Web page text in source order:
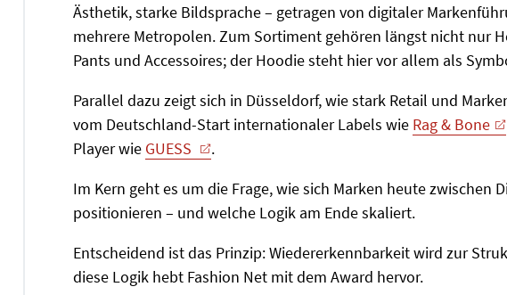
Ästhetik, starke Bildsprache – getragen von digitaler
mehrere Metropolen. Zum Sortiment gehören längst nicht nur
Pants und Accessoires; der Hoodie steht hier vor allem als
Parallel dazu zeigt sich in Düsseldorf, wie stark Retail und
vom Deutschland-Start internationaler Labels wie Rag & Bone
Player wie GUESS
.
Im Kern geht es um die Frage, wie sich Marken heute zwischen
positionieren – und welche Logik am Ende skaliert.
Entscheidend ist das Prinzip: Wiedererkennbarkeit wird zur
diese Logik hebt Fashion Net mit dem Award hervor.